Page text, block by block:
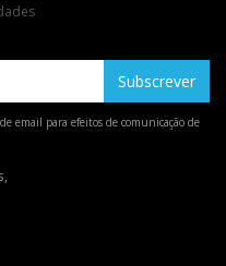
Subscrever
email para efeitos de comunicação de